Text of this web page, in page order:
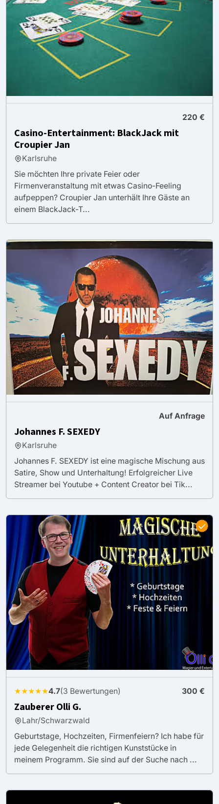
220 €
Casino-Entertainment: BlackJack mit
Croupier Jan
Karlsruhe
Sie möchten Ihre private Feier oder
Firmenveranstaltung mit etwas Casino-Feeling
aufpeppen? Croupier Jan unterhält Ihre Gäste an
einem BlackJack-T...
Auf Anfrage
Johannes F. SEXEDY
Karlsruhe
Johannes F. SEXEDY ist eine magische Mischung aus
Satire, Show und Unterhaltung! Erfolgreicher Live
Streamer bei Youtube + Content Creator bei Tik...
★★★★★4.7(3 Bewertungen) 300 €
Zauberer Olli G.
Lahr/Schwarzwald
Geburtstage, Hochzeiten, Firmenfeiern? Ich habe für
jede Gelegenheit die richtigen Kunststücke in
meinem Programm. Sie sind auf der Suche nach ...